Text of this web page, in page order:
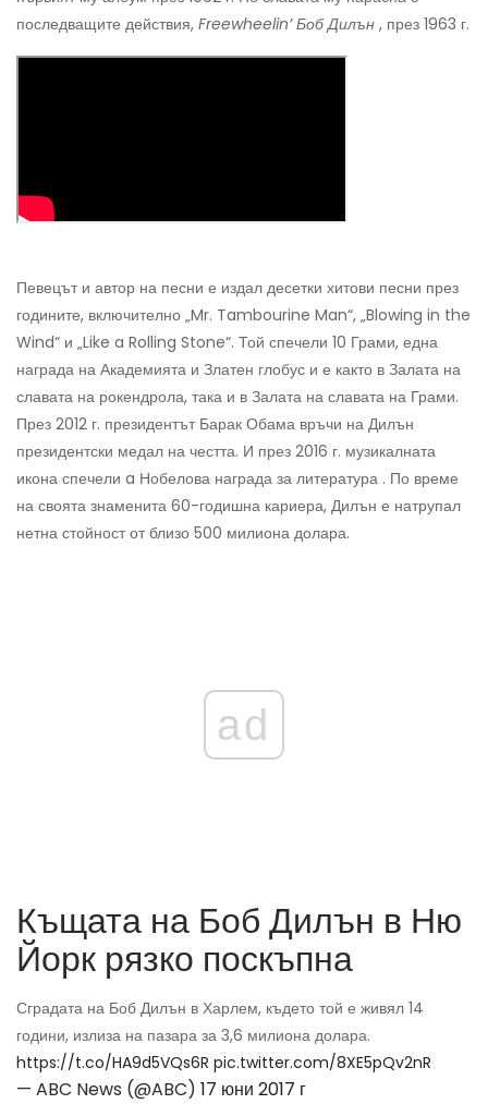
последващите действия, Freewheelin’ Боб Дилън , през 1963 г.
Певецът и автор на песни е издал десетки хитови песни през
годините, включително „Mr. Tambourine Man“, „Blowing in the
Wind“ и „Like a Rolling Stone“. Той спечели 10 Грами, една
награда на Академията и Златен глобус и е както в Залата на
славата на рокендрола, така и в Залата на славата на Грами.
През 2012 г. президентът Барак Обама връчи на Дилън
президентски медал на честта. И през 2016 г. музикалната
икона спечели a Нобелова награда за литература . По време
на своята знаменита 60-годишна кариера, Дилън е натрупал
нетна стойност от близо 500 милиона долара.
ad
Къщата на Боб Дилън в Ню
Йорк рязко поскъпна
Сградата на Боб Дилън в Харлем, където той е живял 14
години, излиза на пазара за 3,6 милиона долара.
https://t.co/HA9d5VQs6R pic.twitter.com/8XE5pQv2nR
— ABC News (@ABC) 17 юни 2017 г